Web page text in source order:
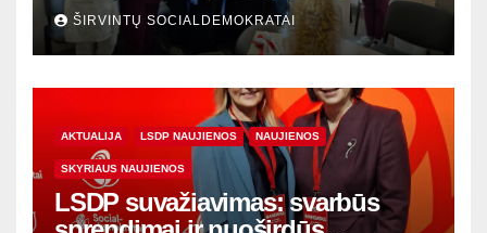
ŠIRVINTŲ SOCIALDEMOKRATAI
AKTUALIJA LSDP NAUJIENOS NAUJIENOS
SKYRIAUS NAUJIENOS
LSDP suvažiavimas: svarbūs